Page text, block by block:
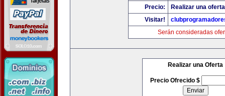
Precio:
Realizar una
Visitar!
Serán consideradas
Realizar una Oferta
Precio Ofrecido $